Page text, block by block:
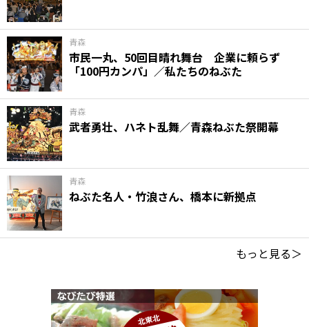
青森
市民一丸、50回目晴れ舞台 企業に頼らず
「100円カンパ」／私たちのねぶた
青森
武者勇壮、ハネト乱舞／青森ねぶた祭開幕
青森
ねぶた名人・竹浪さん、橋本に新拠点
もっと見る＞